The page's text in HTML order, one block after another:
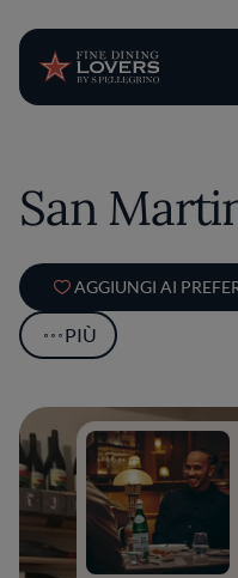
San
AGGIUNGI AI
PIÙ